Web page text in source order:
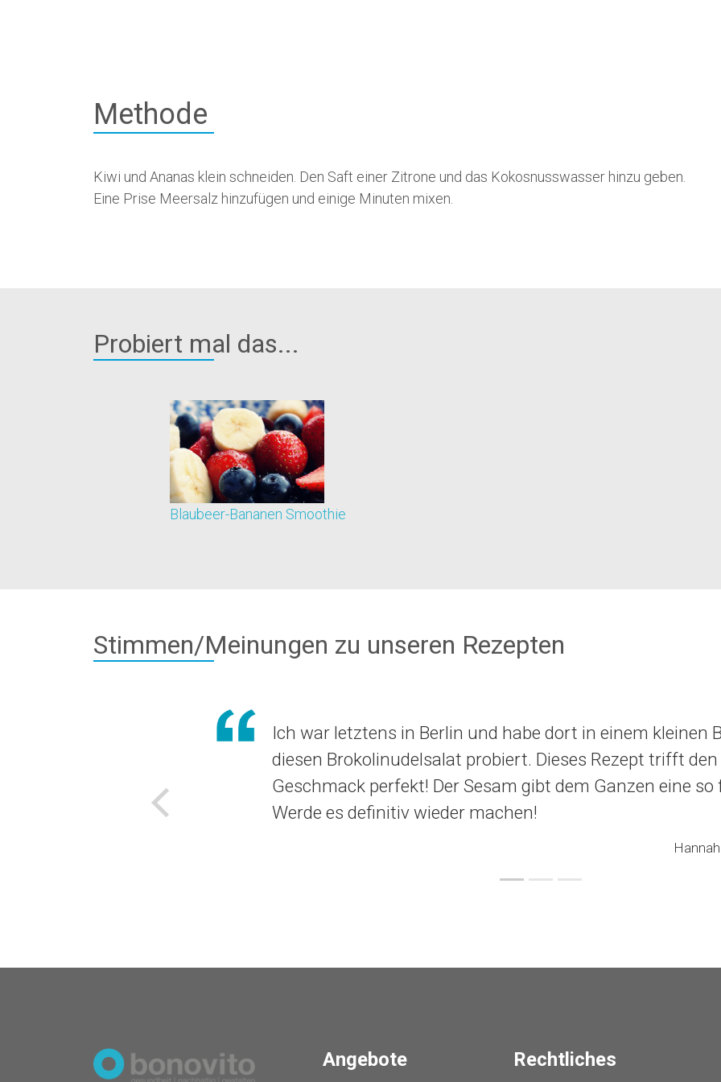
Methode
Kiwi und Ananas klein schneiden. Den Saft einer Zitrone und das Kokosnusswasser hinzu geben.
Eine Prise Meersalz hinzufügen und einige Minuten mixen.
Probiert mal das...
Blaubeer-Bananen Smoothie
Stimmen/Meinungen zu unseren Rezepten
Ich war letztens in Berlin und habe dort in einem kleinen
diesen Brokolinudelsalat probiert. Dieses Rezept trifft den
Geschmack perfekt! Der Sesam gibt dem Ganzen eine so
Werde es definitiv wieder machen!
Voriges
Angebote Rechtliches